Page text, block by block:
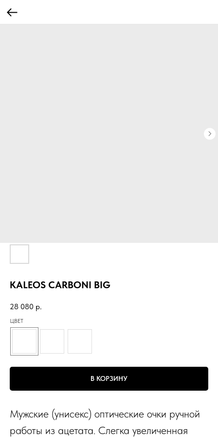
KALEOS CARBONI BIG
28 080 р.
ЦВЕТ
В КОРЗИНУ
Мужские (унисекс) оптические очки ручной
работы из ацетата. Слегка увеличенная